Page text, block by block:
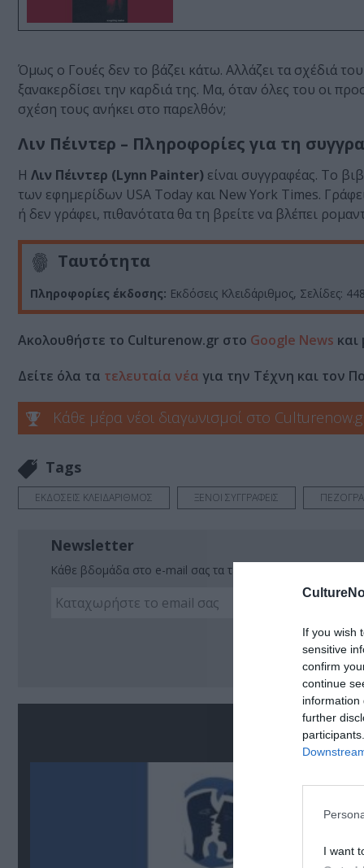
If you wish
sensitive
confirm
continue
information
further
I want
Όμως ο Γουές δεν το βάζει κάτω. Αλλάζει τα σχέδιά
ξανακερδίσει την καρδιά της. Μα, όταν όλες του οι
σχέση τους ανήκει στο παρελθόν;
Λιν Πέιντερ – Πληροφορίες για τη
Η Λιν Πέιντερ (Lynn Painter) είναι συγγραφέας. Το
των εφηµερίδων USA Today και New York Times.
ή δεν γράφει, πιθανότατα θα τη βρείτε να βλέπει
Ταυτότητα
Πληροφορίες έκδοσης: Εκδόσεις Κλειδάριθμος, Σελίδες:
Ακολουθήστε το Culturenow.gr στο Google News και
Δείτε όλα τα τελευταία νέα για την Τέχνη και τον
Κάθε μέρα νέοι διαγωνισμοί στο
Tags
ΕΚΔΟΣΕΙΣ ΚΛΕΙΔΑΡΙΘΜΟΣ ΞΕΝΟΙ ΣΥΓΓΡΑΦΕΙΣ
Newsletter
Κάθε βδομάδα στο e-mail σας τα τελευταία νέα για την